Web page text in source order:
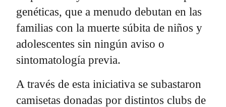
genéticas, que a menudo debutan en las
familias con la muerte súbita de niños y
adolescentes sin ningún aviso o
sintomatología previa.
A través de esta iniciativa se subastaron
camisetas donadas por distintos clubs de